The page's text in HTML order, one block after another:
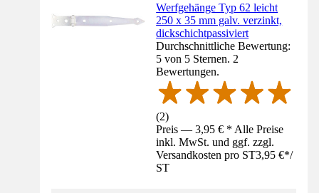
Werfgehänge Typ 62 leicht
250 x 35 mm galv. verzinkt,
dickschichtpassiviert
Durchschnittliche Bewertung:
5 von 5 Sternen. 2
Bewertungen.
(2)
Preis — 3,95 € * Alle Preise
inkl. MwSt. und ggf. zzgl.
Versandkosten pro ST3,95 €*/
ST